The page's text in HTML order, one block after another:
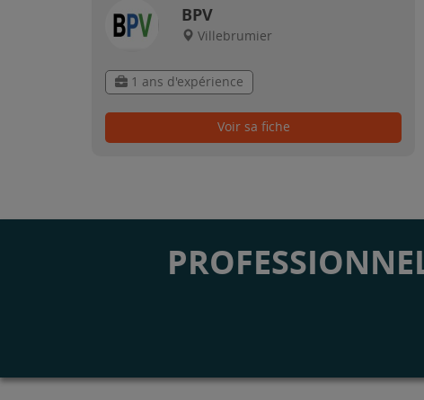
BPV
Villebrumier
1 ans d'expérience
Voir sa fiche